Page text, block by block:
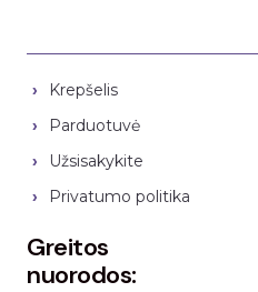
Krepšelis
Parduotuvė
Užsisakykite
Privatumo politika
Greitos
nuorodos: